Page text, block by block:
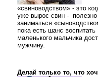
«свиноводством» - это
уже вырос свин - полезно
заниматься
пока есть шанс воспитать
маленького мальчика
мужчину.
Делай только то, что